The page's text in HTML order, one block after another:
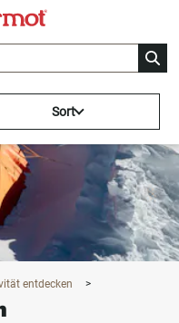
entdecken >
this element will
Sort